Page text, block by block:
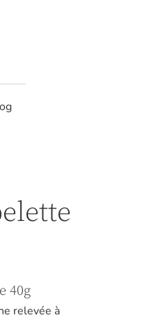
40g
relevée à